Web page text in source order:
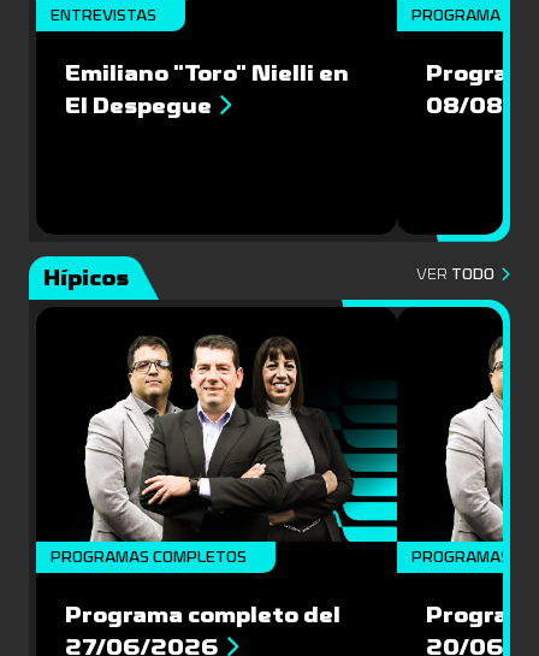
ENTREVISTAS
Emiliano "Toro" Nielli en
El Despegue
PROGRAMA
08/08/
Hípicos VER TODO
PROGRAMAS COMPLETOS
Programa completo del
27/06/2026
PROGRAMAS
20/06/